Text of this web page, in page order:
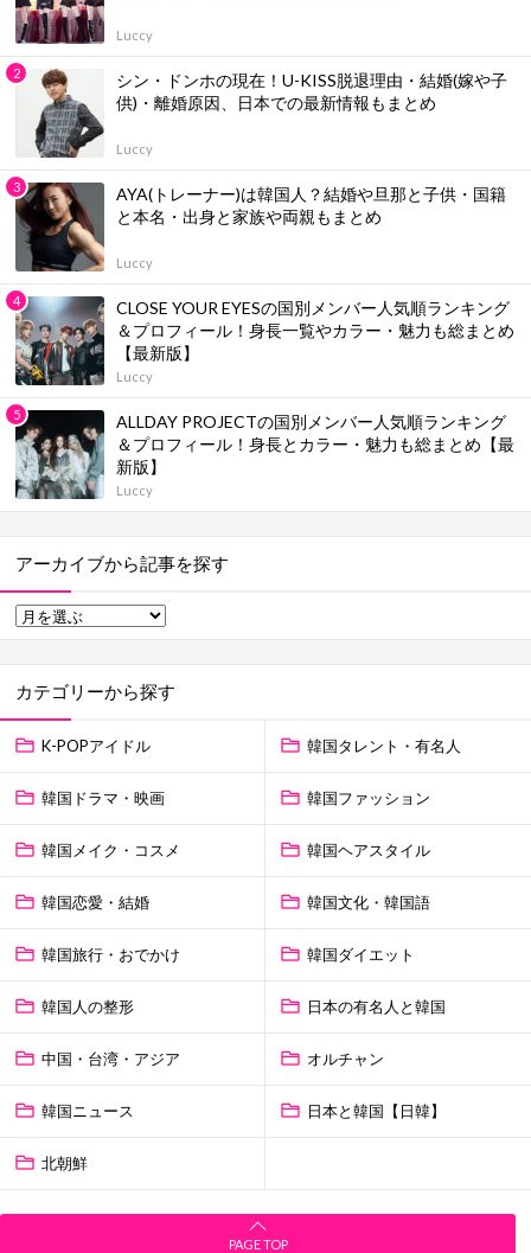
Luccy
シン・ドンホの現在！U-KISS脱退理由・結婚(嫁や子
供)・離婚原因、日本での最新情報もまとめ
Luccy
AYA(トレーナー)は韓国人？結婚や旦那と子供・国籍
と本名・出身と家族や両親もまとめ
Luccy
CLOSE YOUR EYESの国別メンバー人気順ランキング
＆プロフィール！身長一覧やカラー・魅力も総まとめ
【最新版】
Luccy
ALLDAY PROJECTの国別メンバー人気順ランキング
＆プロフィール！身長とカラー・魅力も総まとめ【最
新版】
Luccy
アーカイブから記事を探す
カテゴリーから探す
K-POPアイドル 韓国タレント・有名人
韓国ドラマ・映画 韓国ファッション
韓国メイク・コスメ 韓国ヘアスタイル
韓国恋愛・結婚 韓国文化・韓国語
韓国旅行・おでかけ 韓国ダイエット
韓国人の整形 日本の有名人と韓国
中国・台湾・アジア オルチャン
韓国ニュース 日本と韓国【日韓】
北朝鮮
PAGE TOP